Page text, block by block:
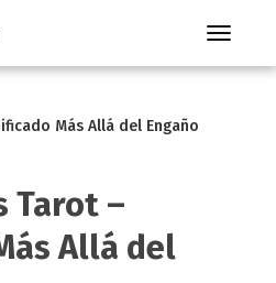
Toggle
Más Allá del Engaño
Tarot –
Allá del